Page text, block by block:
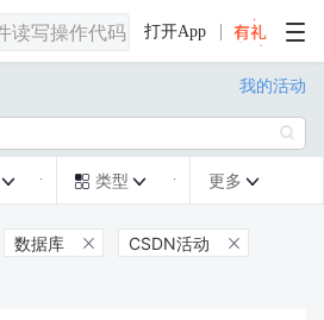
打开App
我的活动

  类型  更多 
数据库  CSDN活动 